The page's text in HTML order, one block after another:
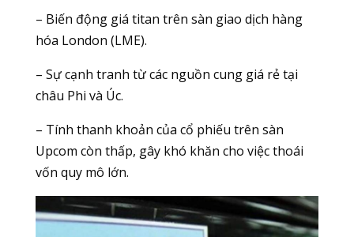
– Biến động giá titan trên sàn giao dịch hàng
hóa London (LME).
– Sự cạnh tranh từ các nguồn cung giá rẻ tại
châu Phi và Úc.
– Tính thanh khoản của cổ phiếu trên sàn
Upcom còn thấp, gây khó khăn cho việc thoái
vốn quy mô lớn.